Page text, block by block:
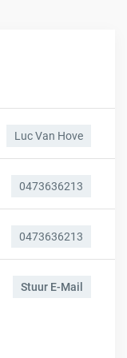
Luc Van Hove
0473636213
0473636213
Stuur E-Mail